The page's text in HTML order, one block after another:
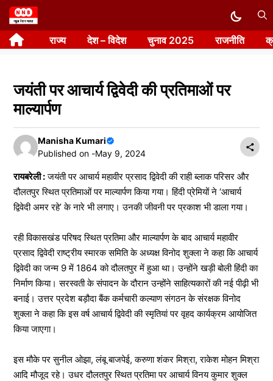
Skip
to
content राज्य देश – विदेश चुनाव 2025 राजनीति
जयंती पर आचार्य द्विवेदी की प्रतिमाओं पर
माल्यार्पण
Manisha Kumari
Published on -May 9, 2024
रायबरेली :जयंती पर आचार्य महावीर प्रसाद द्विवेदी की राही ब्लाक परिसर और
दौलतपुर स्थित प्रतिमाओं पर माल्यार्पण किया गया। हिंदी प्रेमियों ने ‘आचार्य
द्विवेदी अमर रहे’ के नारे भी लगाए। उनकी जीवनी पर प्रकाश भी डाला गया।
रही विकासखंड परिषद स्थित प्रतिमा और माल्यार्पण के बाद आचार्य महावीर
प्रसाद द्विवेदी राष्ट्रीय स्मारक समिति के अध्यक्ष विनोद शुक्ला ने कहा कि आचार्य
द्विवेदी का जन्म 9 में 1864 को दौलतपुर में हुआ था। उन्होंने खड़ी बोली हिंदी का
निर्माण किया। सरस्वती के संपादन के दौरान उन्होंने साहित्यकारों की नई पीढ़ी भी
बनाई। उत्तर प्रदेश बड़ौदा बैंक कर्मचारी कल्याण संगठन के संरक्षक विनोद
शुक्ला ने कहा कि इस वर्ष आचार्य द्विवेदी की स्मृतियां पर वृहद कार्यक्रम आयोजित
किया जाएगा।
इस मौके पर सुनील ओझा, लंबू बाजपेई, करुणा शंकर मिश्रा, राकेश मोहन मिश्रा
आदि मौजूद रहे। उधर दौलतपुर स्थित प्रतिमा पर आचार्य विनय कुमार शुक्ल